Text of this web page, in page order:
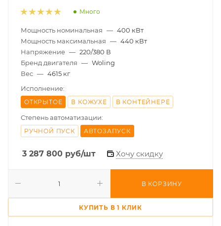
Много
Мощность номинальная — 400 кВт
Мощность максимальная — 440 кВт
Напряжение — 220/380 В
Бренд двигателя — Woling
Вес — 4615 кг
Исполнение:
ОТКРЫТОЕ В КОЖУХЕ В КОНТЕЙНЕРЕ
Степень автоматизации:
РУЧНОЙ ПУСК АВТОЗАПУСК
3 287 800 руб/шт Хочу скидку
В КОРЗИНУ
КУПИТЬ В 1 КЛИК